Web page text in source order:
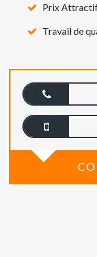
Prix
Travail de